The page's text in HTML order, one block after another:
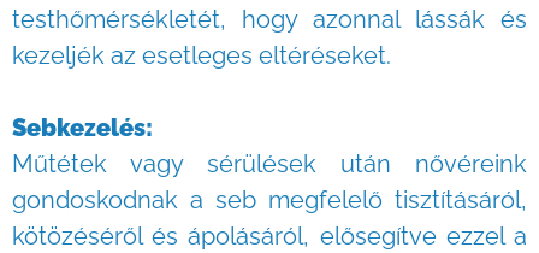
testhőmérsékletét, hogy azonnal lássák és
kezeljék az esetleges eltéréseket.
Sebkezelés:
Műtétek vagy sérülések után nővéreink
gondoskodnak a seb megfelelő tisztításáról,
kötözéséről és ápolásáról, elősegítve ezzel a